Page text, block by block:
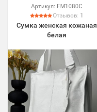
Артикул: FM1080C
Отзывов: 1
Сумка женская кожаная
белая